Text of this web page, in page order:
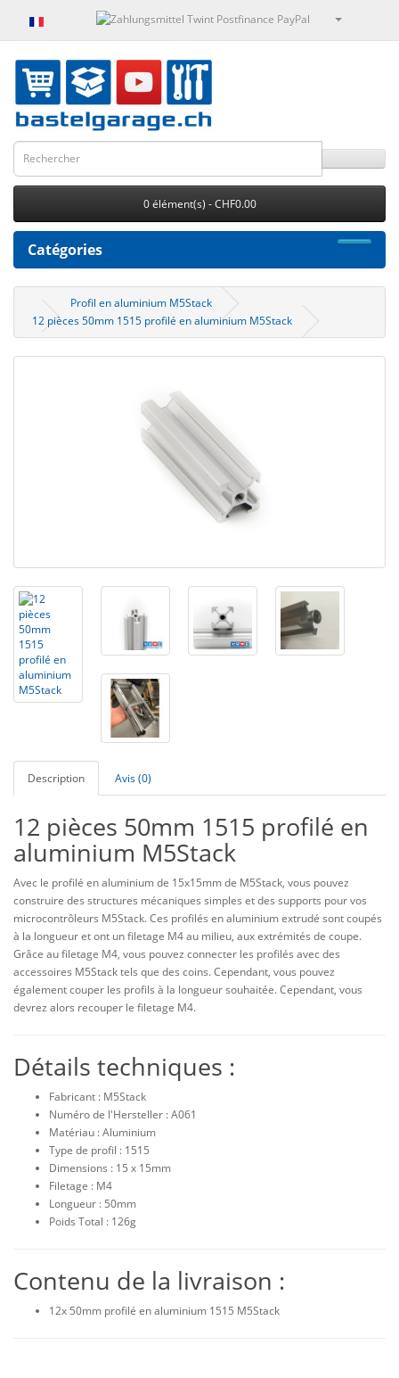
0 élément(s) - CHF0.00
Catégories
Profil en aluminium M5Stack
12 pièces 50mm 1515 profilé en aluminium M5Stack
Description Avis (0)
12 pièces 50mm 1515 profilé en
aluminium M5Stack
Avec le profilé en aluminium de 15x15mm de M5Stack, vous pouvez
construire des structures mécaniques simples et des supports pour vos
microcontrôleurs M5Stack. Ces profilés en aluminium extrudé sont coupés
à la longueur et ont un filetage M4 au milieu, aux extrémités de coupe.
Grâce au filetage M4, vous pouvez connecter les profilés avec des
accessoires M5Stack tels que des coins. Cependant, vous pouvez
également couper les profils à la longueur souhaitée. Cependant, vous
devrez alors recouper le filetage M4.
Détails techniques :
Fabricant : M5Stack
Numéro de l'Hersteller : A061
Matériau : Aluminium
Type de profil : 1515
Dimensions : 15 x 15mm
Filetage : M4
Longueur : 50mm
Poids Total : 126g
Contenu de la livraison :
12x 50mm profilé en aluminium 1515 M5Stack